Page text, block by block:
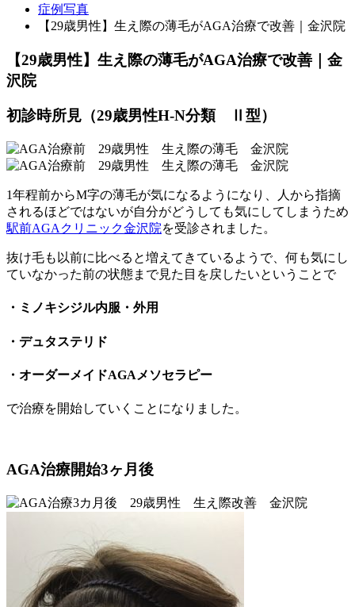
症例写真
【29歳男性】生え際の薄毛がAGA治療で改善｜金沢院
【29歳男性】生え際の薄毛がAGA治療で改善｜金
沢院
初診時所見（29歳男性H-N分類 Ⅱ型）
1年程前からM字の薄毛が気になるようになり、人から指摘
されるほどではないが自分がどうしても気にしてしまうため
駅前AGAクリニック金沢院を受診されました。
抜け毛も以前に比べると増えてきているようで、何も気にし
ていなかった前の状態まで見た目を戻したいということで
・ミノキシジル内服・外用
・デュタステリド
・オーダーメイドAGAメソセラピー
で治療を開始していくことになりました。
AGA治療開始3ヶ月後